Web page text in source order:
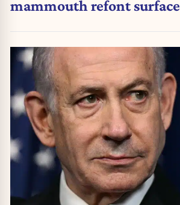
mammouth refont surface